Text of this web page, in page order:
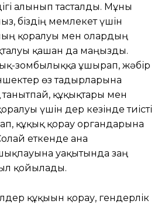
алынып тасталды. Мұны
біздің мемлекет үшін
қорғалуы мен олардың
қашан да маңызды.
зомбылыққа ұшырап, жәбір
өз тағдырларына
құқықтары мен
үшін дер кезінде тиісті
құқық қорғау органдарына
еткенде ғана
уақытында заң
қойылады.
құқығын қорғау, гендерлік